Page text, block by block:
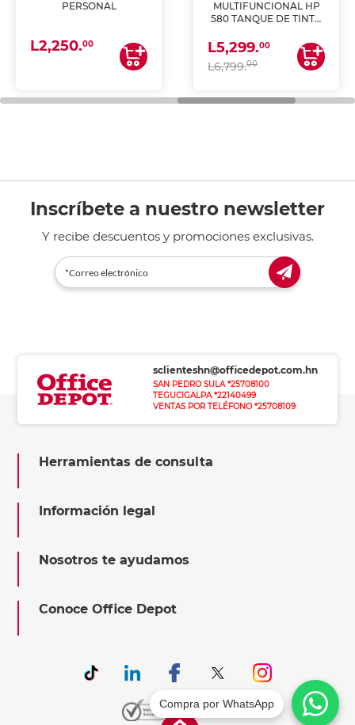
PERSONAL
L2,250.00
MULTIFUNCIONAL HP
580 TANQUE DE TINTA
ESCANEA)
L5,299.00
L6,799.00
Inscríbete a nuestro newsletter
Y recibe descuentos y promociones exclusivas.
sclienteshn@officedepot.com.hn
SAN PEDRO SULA *25708100
TEGUCIGALPA *22140499
VENTAS POR TELÉFONO *25708109
Herramientas de consulta
Información legal
Nosotros te ayudamos
Conoce Office Depot
Compra por WhatsApp